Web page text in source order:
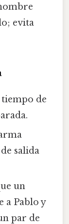
evita
de
salida
un
a Pablo y
par de